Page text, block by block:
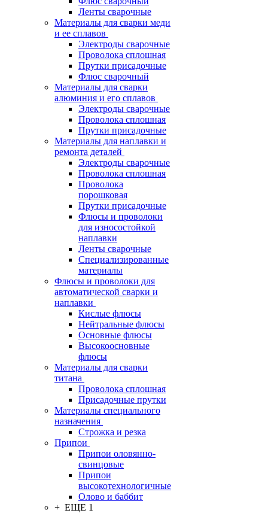
Ленты сварочные
Материалы для сварки меди
и ее сплавов
Электроды сварочные
Проволока сплошная
Прутки присадочные
Флюс сварочный
Материалы для сварки
алюминия и его сплавов
Электроды сварочные
Проволока сплошная
Прутки присадочные
Материалы для наплавки и
ремонта деталей
Электроды сварочные
Проволока сплошная
Проволока
порошковая
Прутки присадочные
Флюсы и проволоки
для износостойкой
наплавки
Ленты сварочные
Специализированные
материалы
Флюсы и проволоки для
автоматической сварки и
наплавки
Кислые флюсы
Нейтральные флюсы
Основные флюсы
Высокоосновные
флюсы
Материалы для сварки
титана
Проволока сплошная
Присадочные прутки
Материалы специального
назначения
Строжка и резка
Припои
Припои оловянно-
свинцовые
Припои
высокотехнологичные
Олово и баббит
+ ЕЩЕ 1